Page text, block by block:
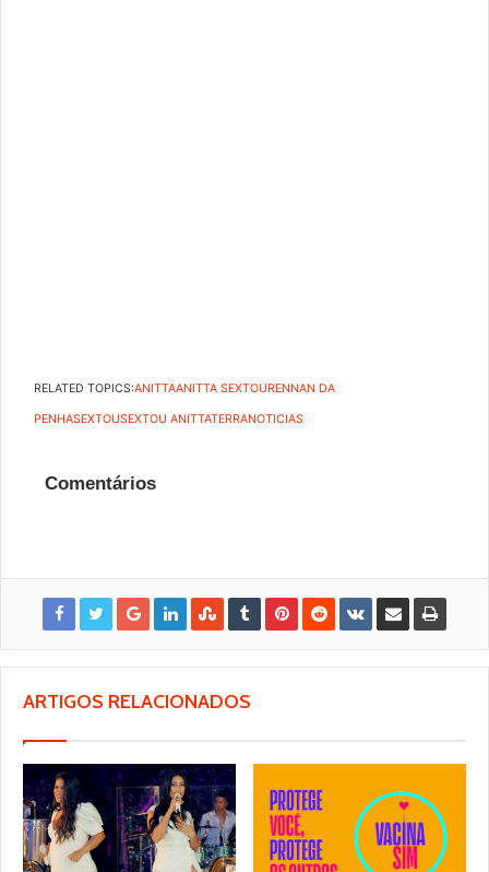
RELATED TOPICS:ANITTAANITTA SEXTOURENNAN DA
PENHASEXTOUSEXTOU ANITTATERRANOTICIAS
Comentários
ARTIGOS RELACIONADOS